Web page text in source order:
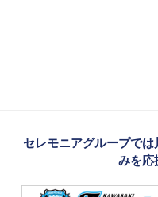
セレモニアグループで
みを応